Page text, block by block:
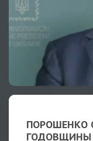
ПОРОШЕНКО
ГОДОВЩИНЫ